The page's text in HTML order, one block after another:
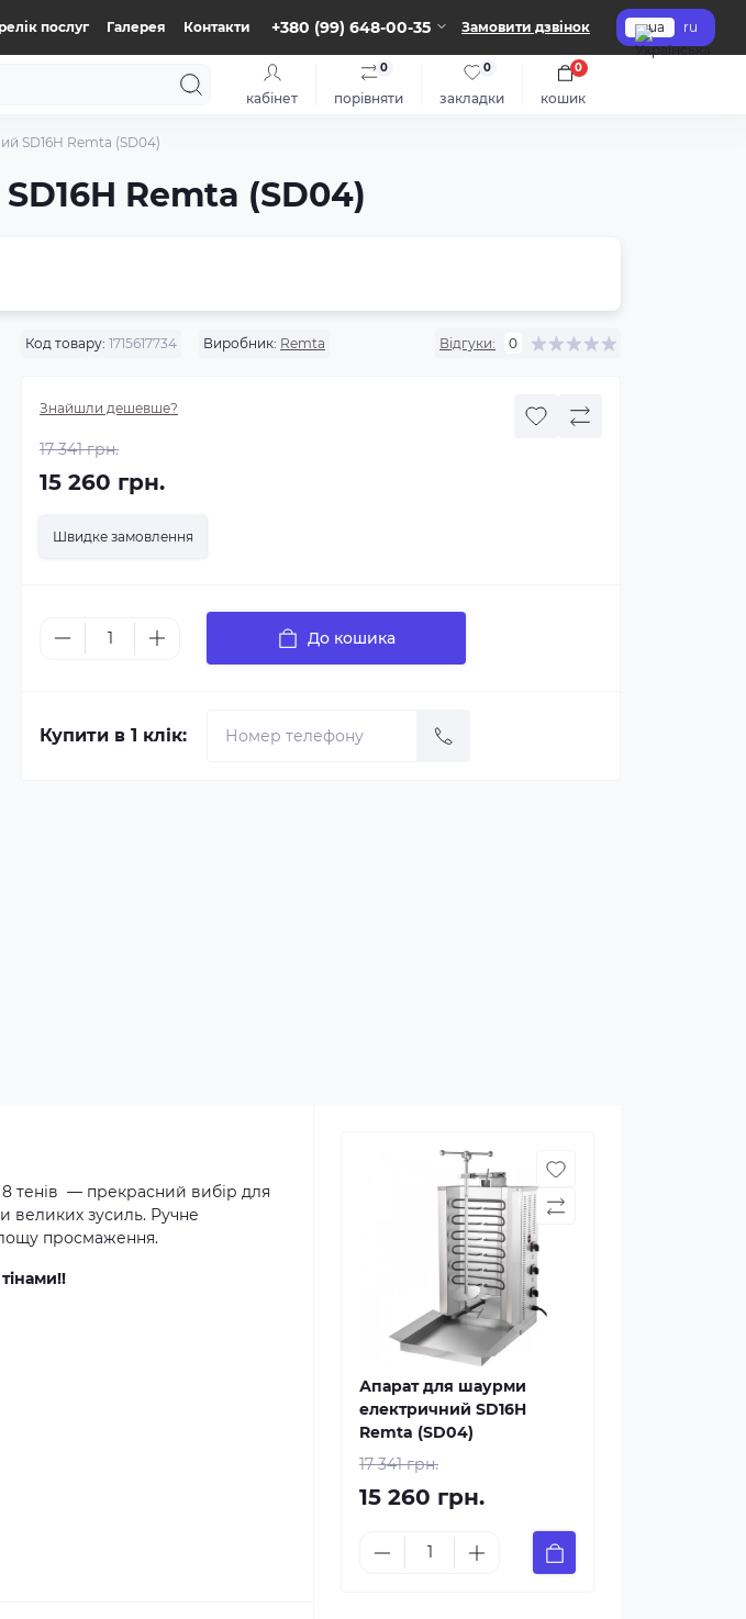
послуг Галерея Контакти +380 (99) 648-00-35 Замовити дзвінок ua ru
кабінет порівняти
0
закладки
0
кошик
0
SD16H Remta (SD04)
Remta (SD04)
Код товару: 1715617734 Виробник: Remta Відгуки: 0
Знайшли дешевше?
17 341 грн.
15 260 грн.
Швидке замовлення
До кошика
Купити в 1 клік:
тенів — прекрасний вибір для
великих зусиль. Ручне
просмаження.
Апарат для шаурми
електричний SD16H
Remta (SD04)
17 341 грн.
15 260 грн.